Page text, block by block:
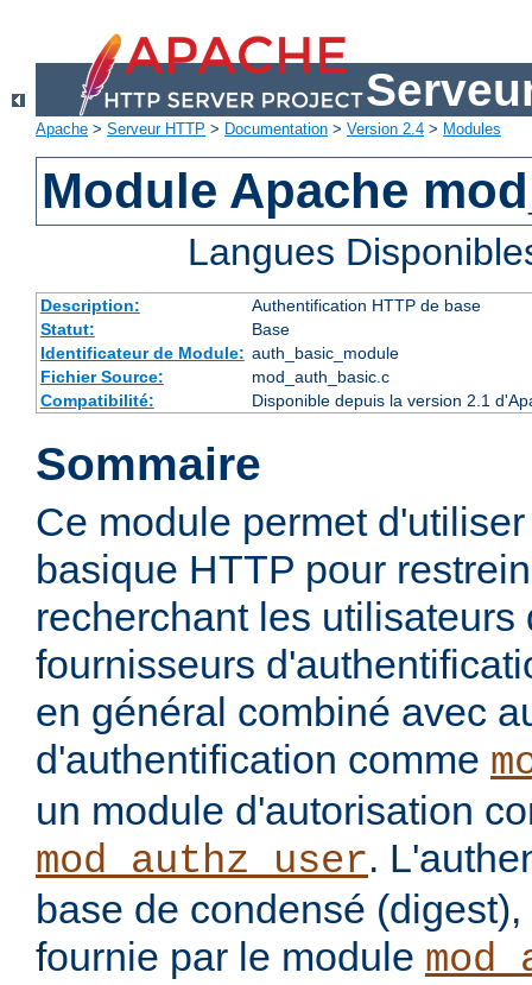
Apache > Serveur HTTP > Documentation > Version 2.4 > Modules
Module Apache
Langues
Description:
Authentification HTTP de base
Statut:
Base
Identificateur de Module: auth_basic_module
Fichier Source:
mod_auth_basic.c
Compatibilité:
Disponible depuis la version 2.1
Sommaire
Ce module permet
basique HTTP pour
recherchant les utilisateurs
fournisseurs
en général combiné avec
d'authentification comme
un module d'autorisation
mod_authz_user.
base de condensé
fournie par le module